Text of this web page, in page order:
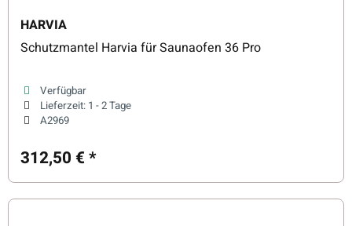
HARVIA
Schutzmantel Harvia für Saunaofen 36 Pro
Verfügbar
Lieferzeit: 1 - 2 Tage
A2969
312,50 €*